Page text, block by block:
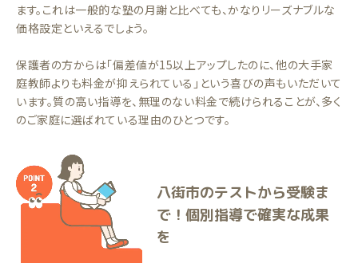
ます。これは一般的な塾の月謝と比べても、かなりリーズナブルな
価格設定といえるでしょう。
保護者の方からは「偏差値が15以上アップしたのに、他の大手家
庭教師よりも料金が抑えられている」という喜びの声もいただいて
います。質の高い指導を、無理のない料金で続けられることが、多く
のご家庭に選ばれている理由のひとつです。
八街市のテストから受験ま
で！個別指導で確実な成果
を